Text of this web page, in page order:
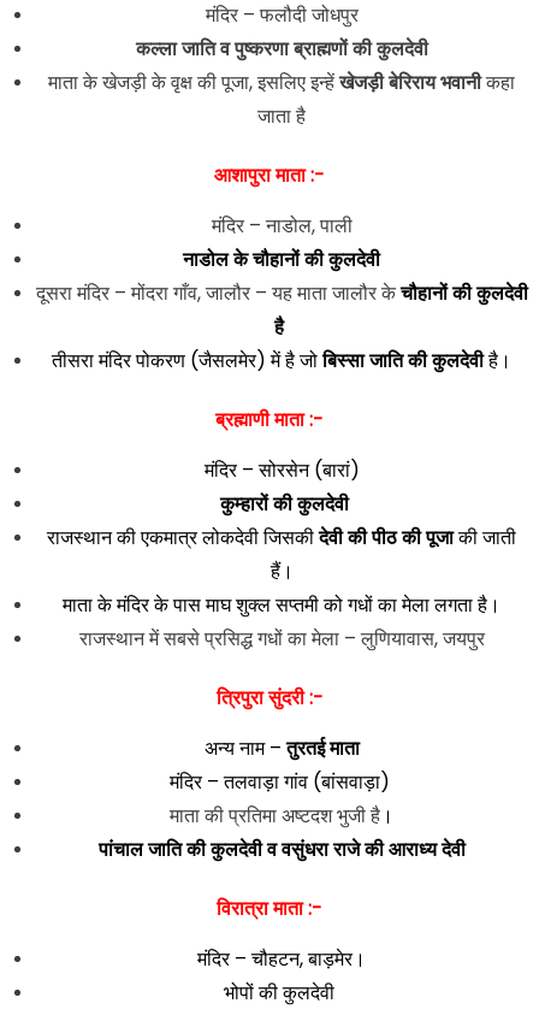
मंदिर – फलौदी जोधपुर
कल्ला जाति व पुष्करणा ब्राह्मणों की कुलदेवी
माता के खेजड़ी के वृक्ष की पूजा, इसलिए इन्हेंखेजड़ी बेरिराय भवानीकहा
जाता है
आशापुरा माता :-
मंदिर – नाडोल, पाली
नाडोल के चौहानों की कुलदेवी
दूसरा मंदिर – मोंदरा गाँव, जालौर – यह माता जालौर केचौहानों की कुलदेवी
है
तीसरा मंदिर पोकरण (जैसलमेर) में है जोबिस्सा जाति की कुलदेवीहै।
ब्रह्माणी माता :-
मंदिर – सोरसेन (बारां)
कुम्हारों की कुलदेवी
राजस्थान की एकमात्र लोकदेवी जिसकीदेवी की पीठ की पूजाकी जाती
हैं।
माता के मंदिर के पास माघ शुक्ल सप्तमी को गधों का मेला लगता है।
राजस्थान में सबसे प्रसिद्ध गधों का मेला – लुणियावास, जयपुर
त्रिपुरा सुंदरी :-
अन्य नाम –तुरतई माता
मंदिर – तलवाड़ा गांव (बांसवाड़ा)
माता की प्रतिमा अष्टदश भुजी है ।
पांचाल जाति की कुलदेवी व वसुंधरा राजे की आराध्य देवी
विरात्रा माता :-
मंदिर – चौहटन, बाड़मेर।
भोपों की कुलदेवी